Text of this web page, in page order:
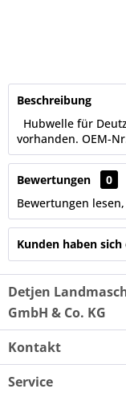
Beschreibung
Hubwelle für
vorhanden. OEM-
Bewertungen
0
Bewertungen
Kunden haben
Detjen
GmbH & Co. KG
Kontakt
Service